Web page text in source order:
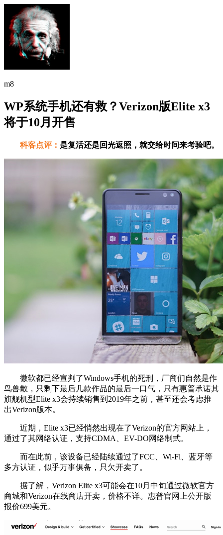
m8
WP系统手机还有救？Verizon版Elite x3
将于10月开售
科客点评： 是复活还是回光返照，就交给时间来考验吧。
微软都已经宣判了Windows手机的死刑，厂商们自然是作
鸟兽散，只剩下最后几款作品的最后一口气，只有惠普承诺其
旗舰机型Elite x3会持续销售到2019年之前，甚至还会考虑推
出Verizon版本。
近期，Elite x3已经悄然出现在了Verizon的官方网站上，
通过了其网络认证，支持CDMA、EV-DO网络制式。
而在此前，该设备已经陆续通过了FCC、Wi-Fi、蓝牙等
多方认证，似乎万事俱备，只欠开卖了。
据了解，Verizon Elite x3可能会在10月中旬通过微软官方
商城和Verizon在线商店开卖，价格不详。惠普官网上公开版
报价699美元。